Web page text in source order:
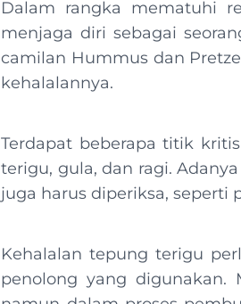
Dalam rangka mematuhi
menjaga diri sebagai
camilan Hummus dan
kehalalannya.
Terdapat beberapa titik
terigu, gula, dan ragi.
juga harus diperiksa, seperti
Kehalalan tepung terigu
penolong yang digunakan.